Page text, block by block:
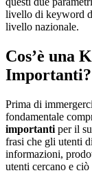
livello di keyword
livello nazionale.
Cos’è una
Importanti?
Prima di
fondamentale
importanti per il
frasi che gli utenti
informazioni,
utenti cercano e